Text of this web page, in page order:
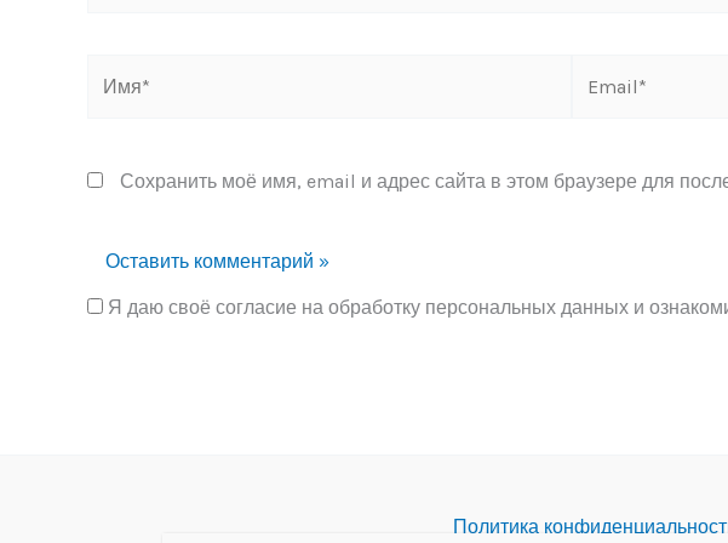
Сохранить моё имя, email и адрес сайта в этом браузере для
Я даю своё согласие на обработку персональных данных и
Политика